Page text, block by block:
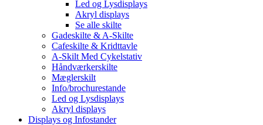
Led og Lysdisplays
Akryl displays
Se alle skilte
Gadeskilte & A-Skilte
Cafeskilte & Kridttavle
A-Skilt Med Cykelstativ
Håndværkerskilte
Mæglerskilt
Info/brochurestande
Led og Lysdisplays
Akryl displays
Displays og Infostander